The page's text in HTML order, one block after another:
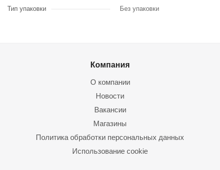
Тип упаковки
Без упаковки
Компания
О компании
Новости
Вакансии
Магазины
Политика обработки персональных данных
Использование cookie